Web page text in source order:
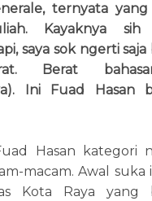
ternyata
Kayaknya
saya sok ngerti
Berat
Ini Fuad Hasan
Hasan kategori
macam. Awal suka
Kota Raya yang